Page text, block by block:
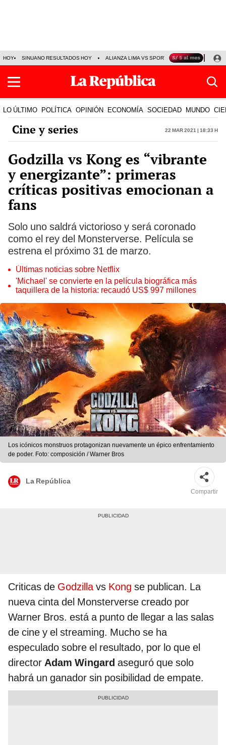
HOY SINUANO RESULTADOS HOY ALIANZA LIMA VS SPORT BOYS JORGE
LO ÚLTIMO POLÍTICA OPINIÓN ECONOMÍA SOCIEDAD MUNDO
Cine y series 22 Mar 2021 | 18:33 h
Godzilla vs Kong es “vibrante
y energizante”: primeras
críticas positivas emocionan a
fans
Solo uno saldrá victorioso y será coronado
como el rey del Monsterverse. Película se
estrena el próximo 31 de marzo.
Últimas noticias sobre Netflix
'Michael' se convierte en la película biográfica más
taquillera de la historia: recaudó US$ 997 millones
Los icónicos monstruos protagonizan nuevamente un épico enfrentamiento
de poder. Foto: composición / Warner Bros
La República
Compartir
Criticas de Godzillavs Kong se publican. La
nueva cinta del Monsterverse creado por
Warner Bros. está a punto de llegar a las salas
de cine y el streaming. Mucho se ha
especulado sobre el resultado, por lo que el
director Adam Wingard aseguró que solo
habrá un ganador sin posibilidad de empate.